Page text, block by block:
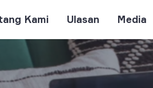
Kami Ulasan Media